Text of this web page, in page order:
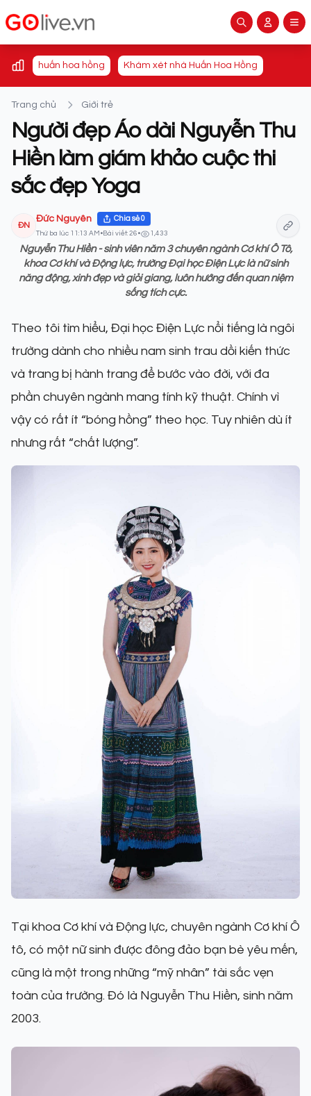
huấn hoa hồng Khám xét nhà Huấn Hoa Hồng
Trang chủ Giới trẻ
Người đẹp Áo dài Nguyễn Thu
Hiền làm giám khảo cuộc thi
sắc đẹp Yoga
ĐN
Đức Nguyên Chia sẻ0
Thứ ba lúc 11:13 AM • Bài viết: 26 • 1,433
Nguyễn Thu Hiền - sinh viên năm 3 chuyên ngành Cơ khí Ô Tô,
khoa Cơ khí và Động lực, trường Đại học Điện Lực là nữ sinh
năng động, xinh đẹp và giỏi giang, luôn hướng đến quan niệm
sống tích cực.
Theo tôi tìm hiểu, Đại học Điện Lực nổi tiếng là ngôi
trường dành cho nhiều nam sinh trau dồi kiến thức
và trang bị hành trang để bước vào đời, với đa
phần chuyên ngành mang tính kỹ thuật. Chính vì
vậy có rất ít “bóng hồng” theo học. Tuy nhiên dù ít
nhưng rất “chất lượng”.
Tại khoa Cơ khí và Động lực, chuyên ngành Cơ khí Ô
tô, có một nữ sinh được đông đảo bạn bè yêu mến,
cũng là một trong những “mỹ nhân” tài sắc vẹn
toàn của trường. Đó là Nguyễn Thu Hiền, sinh năm
2003.